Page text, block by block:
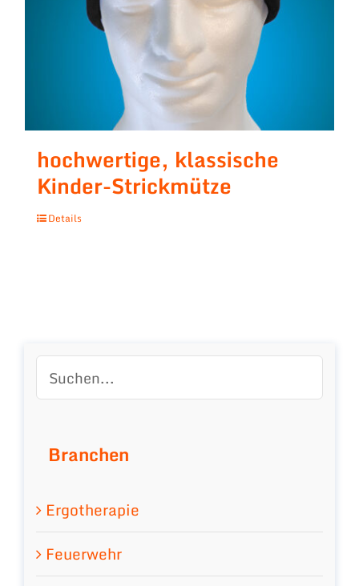
hochwertige, klassische
Kinder-Strickmütze
Details
Branchen
Ergotherapie
Feuerwehr